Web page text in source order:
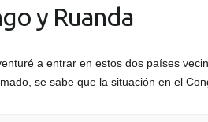
y Ruanda
a entrar en estos dos países
se sabe que la situación en el